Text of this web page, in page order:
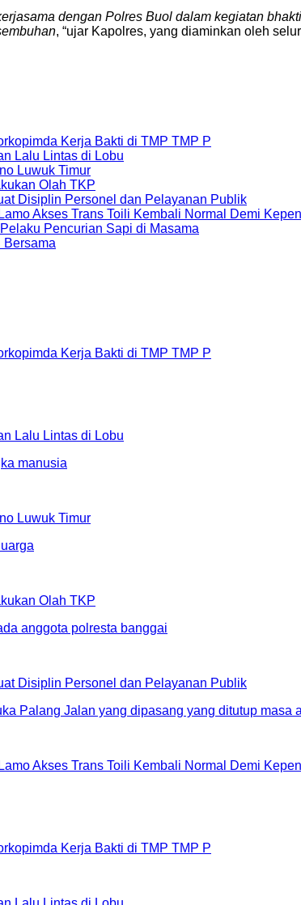
dengan Polres Buol dalam kegiatan
, “ujar Kapolres, yang diaminkan oleh
Kerja Bakti di TMP TMP P
Lalu Lintas di Lobu
Luwuk Timur
Olah TKP
Disiplin Personel dan Pelayanan Publik
Akses Trans Toili Kembali Normal Demi
Pencurian Sapi di Masama
Kerja Bakti di TMP TMP P
Lalu Lintas di Lobu
Luwuk Timur
Olah TKP
Disiplin Personel dan Pelayanan Publik
Akses Trans Toili Kembali Normal Demi
Kerja Bakti di TMP TMP P